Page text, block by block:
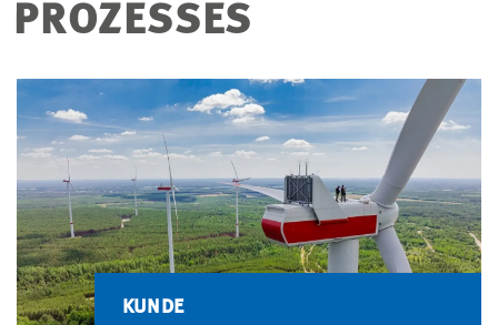
PROJEKTE
KONTAKT
PROZESSES
KUNDE